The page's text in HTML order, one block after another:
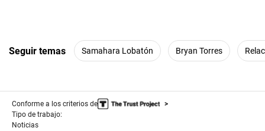
Seguir temas Samahara Lobatón Bryan Torres
Conforme a los criterios de
Tipo de trabajo:
Noticias